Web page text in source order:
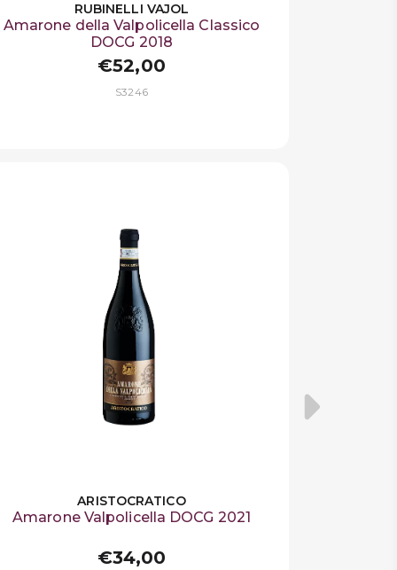
RUBINELLI VAJOL
Amarone della Valpolicella Classico
DOCG 2018
€52,00
S3246
ARISTOCRATICO
Amarone Valpolicella DOCG 2021
€34,00